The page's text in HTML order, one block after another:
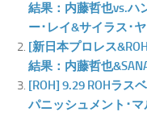
結果：内藤哲也vs.ハ
ー･レイ&サイラス･
[新日本プロレス
結果：内藤哲也
[ROH] 9.29 ROHラス
パニッシュメント･マ